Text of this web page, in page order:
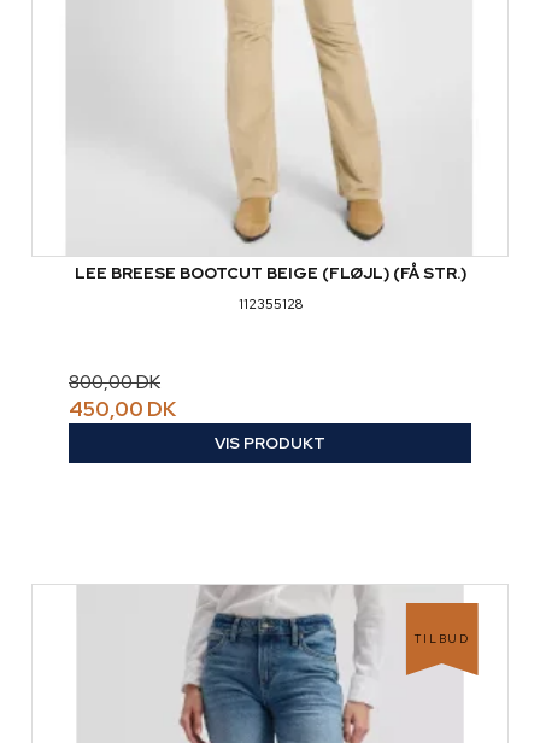
LEE BREESE BOOTCUT BEIGE (FLØJL) (FÅ STR.)
112355128
800,00 DK
450,00 DK
VIS PRODUKT
TILBUD